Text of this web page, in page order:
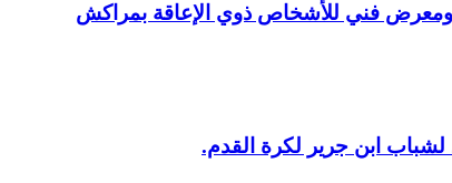
ومعرض فني للأشخاص ذوي الإعاقة بمراكش
لشباب ابن جرير لكرة القدم.